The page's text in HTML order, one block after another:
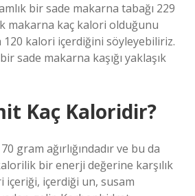
bir sade makarna tabağı 229
makarna kaç kalori olduğunu
kalori içerdiğini söyleyebiliriz.
sade makarna kaşığı yaklaşık
Kaç Kaloridir?
gram ağırlığındadır ve bu da
bir enerji değerine karşılık
içeriği, içerdiği un, susam